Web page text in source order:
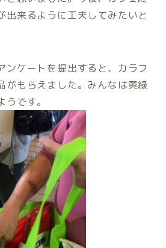
出来るように工夫してみたいと
ンケートを提出すると、カラフ
がもらえました。みんなは黄緑
です。